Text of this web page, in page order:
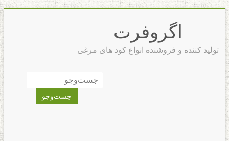
رفتن
به
اگروفرت
تولید کننده و فروشنده انواع کود های مرغی